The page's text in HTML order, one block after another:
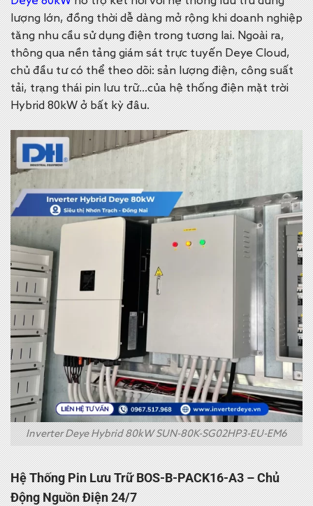
lượng lớn, đồng thời dễ dàng mở rộng khi doanh nghiệp
tăng nhu cầu sử dụng điện trong tương lai. Ngoài ra,
thông qua nền tảng giám sát trực tuyến Deye Cloud,
chủ đầu tư có thể theo dõi: sản lượng điện, công suất
tải, trạng thái pin lưu trữ…của hệ thống điện mặt trời
Hybrid 80kW ở bất kỳ đâu.
Inverter Deye Hybrid 80kW SUN-80K-SG02HP3-EU-EM6
Hệ Thống Pin Lưu Trữ BOS-B-PACK16-A3 – Chủ
Động Nguồn Điện 24/7